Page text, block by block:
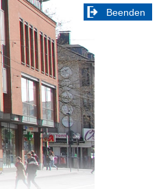
Beenden